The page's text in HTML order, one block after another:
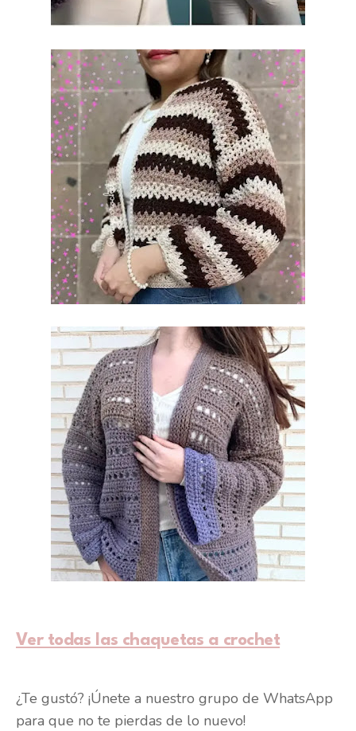
Ver todas las chaquetas a crochet
¿Te gustó? ¡Únete a nuestro grupo de WhatsApp
para que no te pierdas de lo nuevo!